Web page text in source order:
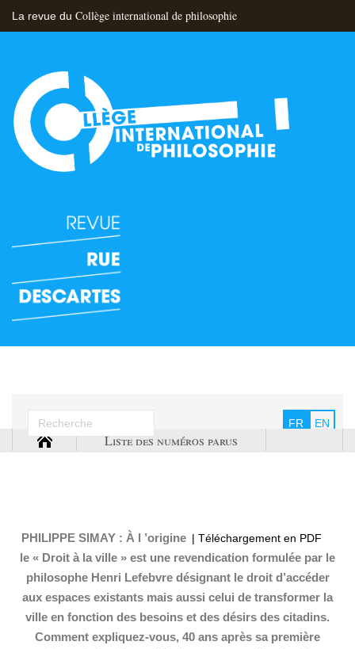
La revue du Collège international de philosophie
FR EN
Liste des numéros parus
| Téléchargement en PDF
PHILIPPE SIMAY : À l ’origine
le « Droit à la ville » est une revendication formulée par le
philosophe Henri Lefebvre désignant le droit d’accéder
aux espaces existants mais aussi celui de transformer la
ville en fonction des besoins et des désirs des citadins.
Comment expliquez-vous, 40 ans après sa première